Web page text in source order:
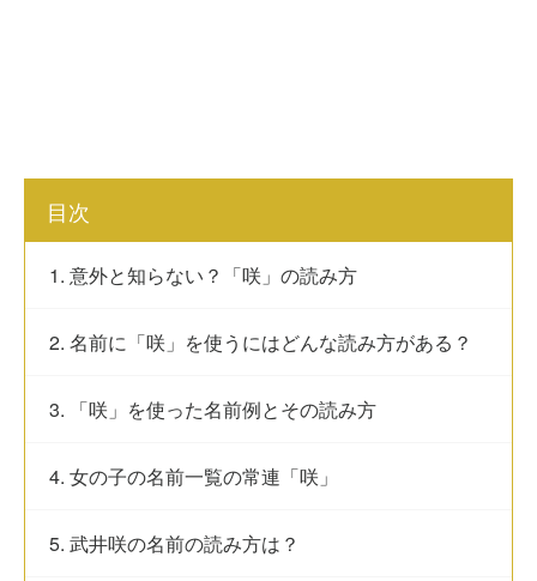
目次
1. 意外と知らない？「咲」の読み方
2. 名前に「咲」を使うにはどんな読み方がある？
3. 「咲」を使った名前例とその読み方
4. 女の子の名前一覧の常連「咲」
5. 武井咲の名前の読み方は？